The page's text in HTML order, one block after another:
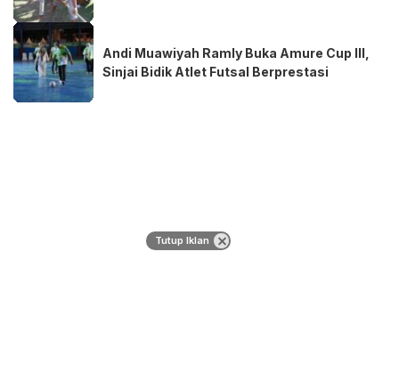
Andi Muawiyah Ramly Buka Amure Cup III,
Sinjai Bidik Atlet Futsal Berprestasi
Tutup Iklan